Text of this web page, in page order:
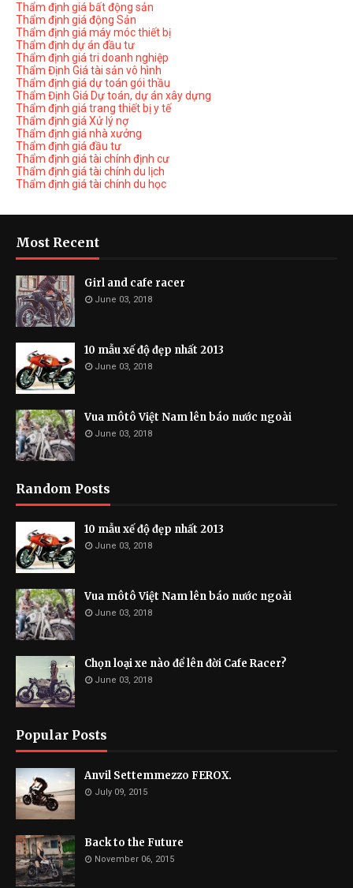
Thẩm định giá bất động sản
Thẩm định giá động Sản
Thẩm định giá máy móc thiết bị
Thẩm định dự án đầu tư
Thẩm định giá tri doanh nghiệp
Thẩm Định Giá tài sản vô hình
Thẩm định giá dự toán gói thầu
Thẩm Định Giá Dự toán, dự án xây dựng
Thẩm định giá trang thiết bị y tế
Thẩm định giá Xử lý nợ
Thẩm định giá nhà xưởng
Thẩm định giá đầu tư
Thẩm định giá tài chính định cư
Thẩm định giá tài chính du lịch
Thẩm định giá tài chính du học
Most Recent
Girl and cafe racer
June 03, 2018
10 mẫu xế độ đẹp nhất 2013
June 03, 2018
Vua môtô Việt Nam lên báo nước ngoài
June 03, 2018
Random Posts
10 mẫu xế độ đẹp nhất 2013
June 03, 2018
Vua môtô Việt Nam lên báo nước ngoài
June 03, 2018
Chọn loại xe nào để lên đời Cafe Racer?
June 03, 2018
Popular Posts
Anvil Settemmezzo FEROX.
July 09, 2015
Back to the Future
November 06, 2015